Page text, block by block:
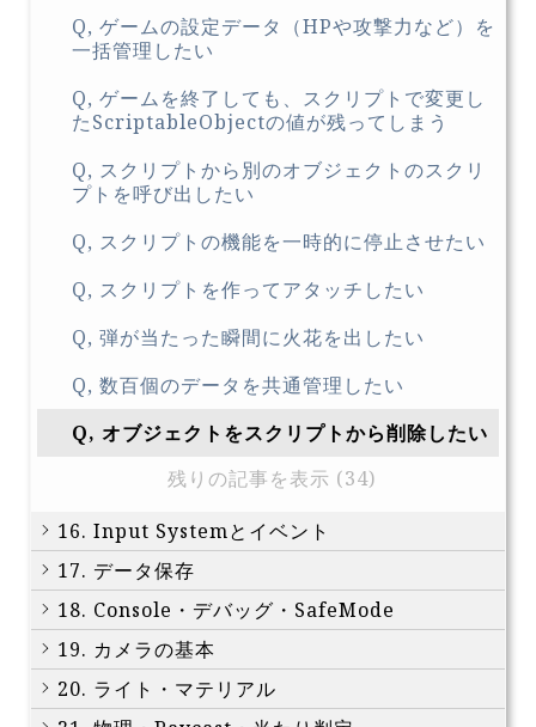
Q, ゲームの設定データ（HPや攻撃力など）を
一括管理したい
Q, ゲームを終了しても、スクリプトで変更し
たScriptableObjectの値が残ってしまう
Q, スクリプトから別のオブジェクトのスクリ
プトを呼び出したい
Q, スクリプトの機能を一時的に停止させたい
Q, スクリプトを作ってアタッチしたい
Q, 弾が当たった瞬間に火花を出したい
Q, 数百個のデータを共通管理したい
Q, オブジェクトをスクリプトから削除したい
残りの記事を表示 (34)
16. Input Systemとイベント
17. データ保存
18. Console・デバッグ・SafeMode
19. カメラの基本
20. ライト・マテリアル